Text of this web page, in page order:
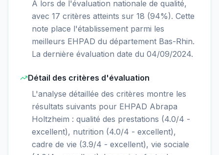
A lors de l'évaluation nationale de qualité,
avec 17 critères atteints sur 18 (94%). Cette
note place l'établissement parmi les
meilleurs EHPAD du département Bas-Rhin.
La dernière évaluation date du 04/09/2024.
Détail des critères d'évaluation
L'analyse détaillée des critères montre les
résultats suivants pour EHPAD Abrapa
Holtzheim : qualité des prestations (4.0/4 -
excellent), nutrition (4.0/4 - excellent),
cadre de vie (3.9/4 - excellent), vie sociale